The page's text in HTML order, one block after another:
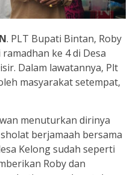
. PLT Bupati Bintan, Roby
ke 4 di Desa
Dalam lawatannya, Plt
masyarakat setempat,
menuturkan dirinya
berjamaah bersama
Kelong sudah seperti
Roby dan